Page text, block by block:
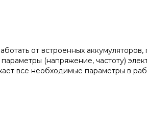
от встроенных
(напряжение, частоту)
все необходимые параметры в